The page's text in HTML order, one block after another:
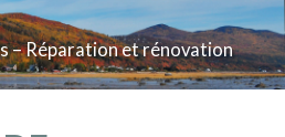
– Réparation et rénovation